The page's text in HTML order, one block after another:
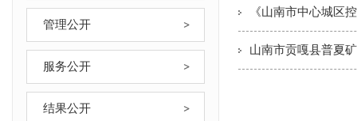
管理公开
服务公开
结果公开
《山南市中心城区
山南市贡嘎县普夏